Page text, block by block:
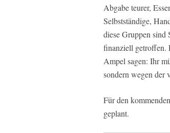
Abgabe teurer,
Selbstständige,
diese Gruppen
finanziell getroffen.
Ampel sagen: Ihr
sondern wegen der
Für den
geplant.